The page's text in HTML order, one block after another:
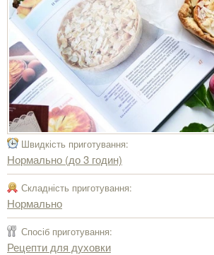
Швидкість приготування:
Нормально (до 3 годин)
Складність приготування:
Нормально
Спосіб приготування:
Рецепти для духовки